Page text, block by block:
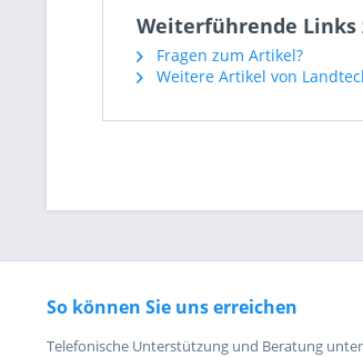
Weiterführende Links
Fragen zum Artikel?
Weitere Artikel von
So können Sie uns erreichen
Telefonische Unterstützung und Beratung